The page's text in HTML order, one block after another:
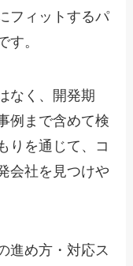
フィットするパ
す。
なく、開発期
例まで含めて検
りを通じて、コ
会社を見つけや
進め方・対応ス